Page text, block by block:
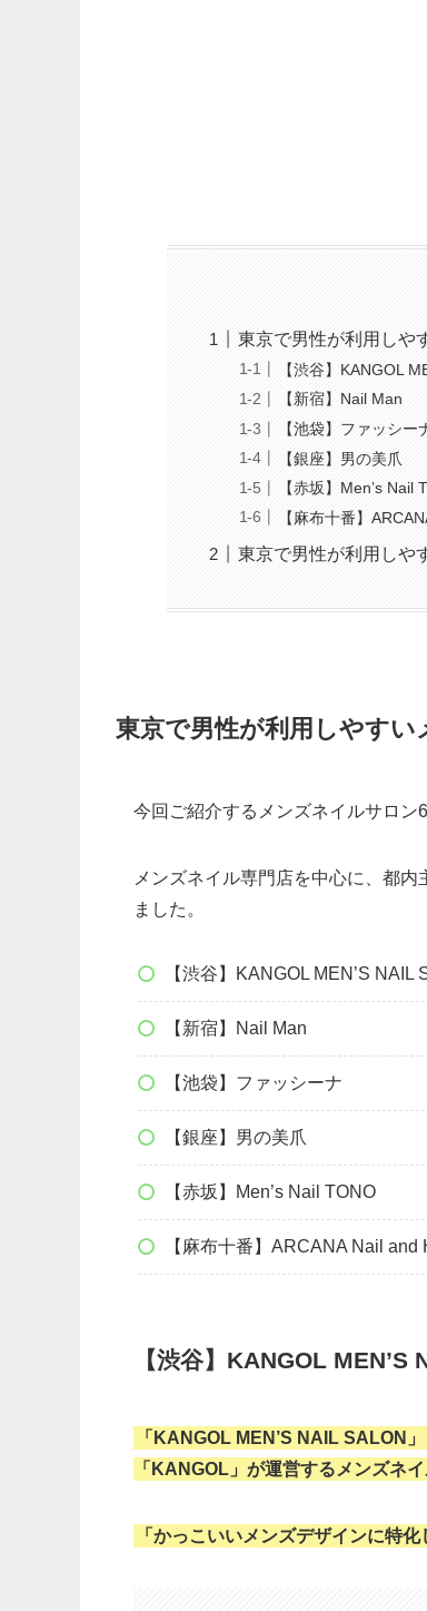
東京で男性が利用しや
【渋谷】KANGOL
【新宿】Nail Man
【池袋】ファッシー
【銀座】男の美爪
【赤坂】Men’s Nail
【麻布十番】
東京で男性が利用しや
東京で男性が利用しやす
今回ご紹介するメンズネイルサロン
メンズネイル専門店を中心に、都
ました。
【渋谷】KANGOL MEN’S NAIL
【新宿】Nail Man
【池袋】ファッシーナ
【銀座】男の美爪
【赤坂】Men’s Nail TONO
【麻布十番】ARCANA Nail and
【渋谷】KANGOL MEN’S
「KANGOL MEN’S NAIL SALON
「KANGOL」が運営するメンズネイ
「かっこいいメンズデザインに特化